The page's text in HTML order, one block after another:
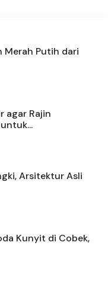
Merah Putih dari
agar Rajin
Arsitektur Asli
Kunyit di Cobek,